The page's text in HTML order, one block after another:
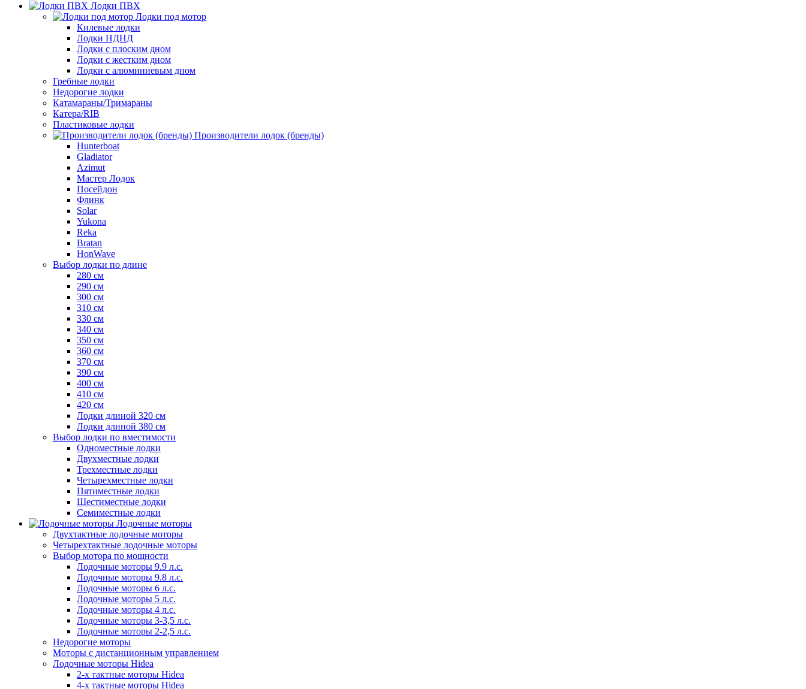
Лодки ПВХ
Лодки под мотор
Килевые лодки
Лодки НДНД
Лодки с плоским дном
Лодки с жестким дном
Лодки с алюминиевым дном
Гребные лодки
Недорогие лодки
Катамараны/Тримараны
Катера/RIB
Пластиковые лодки
Производители лодок (бренды)
Hunterboat
Gladiator
Azimut
Мастер Лодок
Посейдон
Флинк
Solar
Yukona
Reka
Bratan
HonWave
Выбор лодки по длине
280 см
290 см
300 см
310 см
330 см
340 см
350 см
360 см
370 см
390 см
400 см
410 см
420 см
Лодки длиной 320 см
Лодки длиной 380 см
Выбор лодки по вместимости
Одноместные лодки
Двухместные лодки
Трехместные лодки
Четырехместные лодки
Пятиместные лодки
Шестиместные лодки
Семиместные лодки
Лодочные моторы
Двухтактные лодочные моторы
Четырехтактные лодочные моторы
Выбор мотора по мощности
Лодочные моторы 9.9 л.с.
Лодочные моторы 9.8 л.с.
Лодочные моторы 6 л.с.
Лодочные моторы 5 л.с.
Лодочные моторы 4 л.с.
Лодочные моторы 3-3,5 л.с.
Лодочные моторы 2-2,5 л.с.
Недорогие моторы
Моторы с дистанционным управлением
Лодочные моторы Hidea
2-х тактные моторы Hidea
4-х тактные моторы Hidea